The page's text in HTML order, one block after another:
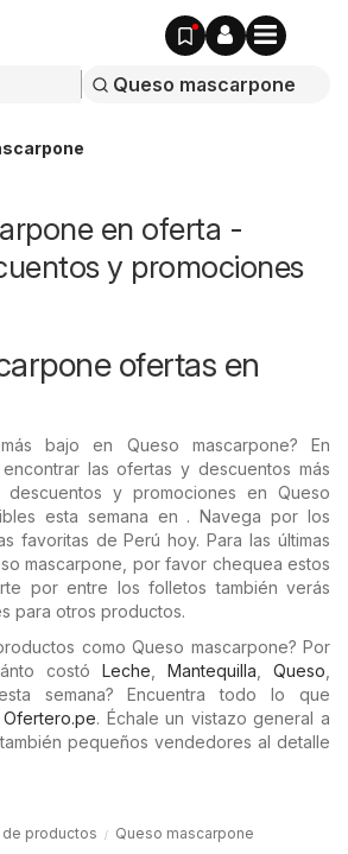
en oferta -
y promociones
ofertas en
bajo en Queso mascarpone? En
las ofertas y descuentos más
descuentos y promociones en Queso
esta semana en . Navega por los
favoritas de Perú hoy. Para las últimas
mascarpone, por favor chequea estos
por entre los folletos también verás
para otros productos.
como Queso mascarpone? Por
costó Leche Mantequilla Queso
semana? Encuentra todo lo que
Ofertero.pe. Échale un vistazo general a
pequeños vendedores al detalle
de productos Queso mascarpone